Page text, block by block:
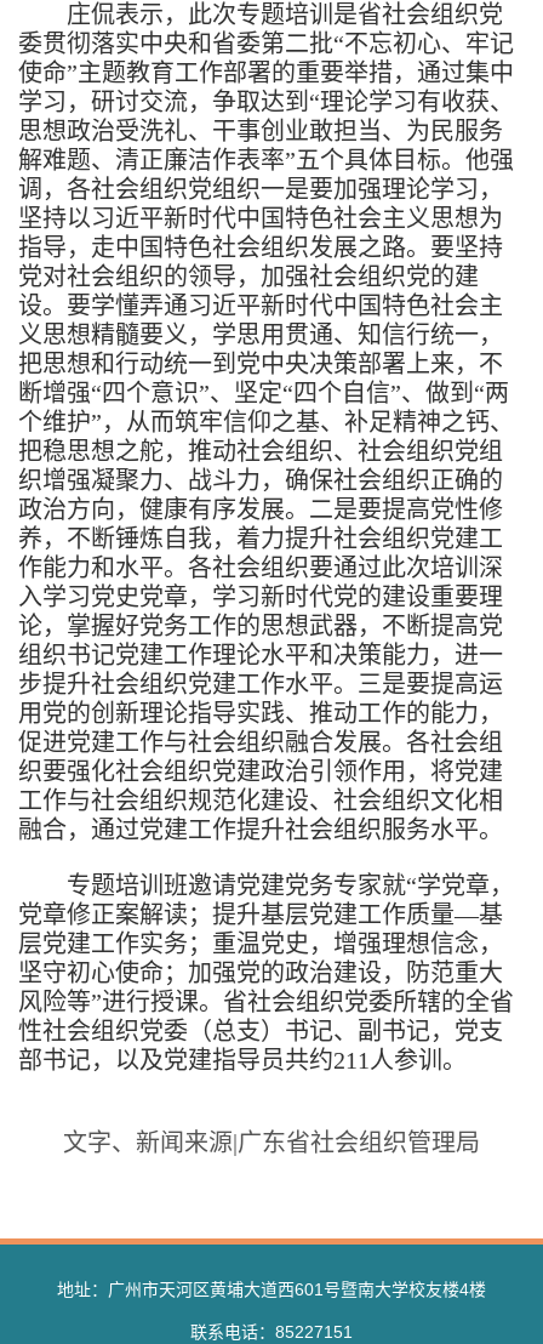
庄侃表示，此次专题培训是省社会组织党
委贯彻落实中央和省委第二批“不忘初心、牢记
使命”主题教育工作部署的重要举措，通过集中
学习，研讨交流，争取达到“理论学习有收获、
思想政治受洗礼、干事创业敢担当、为民服务
解难题、清正廉洁作表率”五个具体目标。他强
调，各社会组织党组织一是要加强理论学习，
坚持以习近平新时代中国特色社会主义思想为
指导，走中国特色社会组织发展之路。要坚持
党对社会组织的领导，加强社会组织党的建
设。要学懂弄通习近平新时代中国特色社会主
义思想精髓要义， 学思用贯通、知信行统一，
把思想和行动统一到党中央决策部署上来，不
断增强“四个意识”、坚定“四个自信”、做到“两
个维护”，从而筑牢信仰之基、补足精神之钙、
把稳思想之舵，推动社会组织、社会组织党组
织增强凝聚力、战斗力，确保社会组织正确的
政治方向，健康有序发展。二是要提高党性修
养，不断锤炼自我，着力提升社会组织党建工
作能力和水平。各社会组织要通过此次培训深
入学习党史党章，学习新时代党的建设重要理
论，掌握好党务工作的思想武器，不断提高党
组织书记党建工作理论水平和决策能力，进一
步提升社会组织党建工作水平。三是要提高运
用党的创新理论指导实践、推动工作的能力，
促进党建工作与社会组织融合发展。各社会组
织要强化社会组织党建政治引领作用，将党建
工作与社会组织规范化建设、社会组织文化相
融合，通过党建工作提升社会组织服务水平。
专题培训班邀请党建党务专家就“学党章，
党章修正案解读；提升基层党建工作质量—基
层党建工作实务；重温党史，增强理想信念，
坚守初心使命；加强党的政治建设，防范重大
风险等”进行授课。省社会组织党委所辖的全省
性社会组织党委（总支）书记、副书记，党支
部书记，以及党建指导员共约211 人参训。
文字、新闻来源|广东省社会组织管理局
地址：广州市天河区黄埔大道西601号暨南大学校友楼4楼
联系电话：85227151